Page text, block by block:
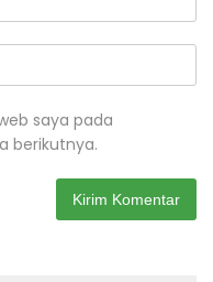
saya pada
berikutnya.